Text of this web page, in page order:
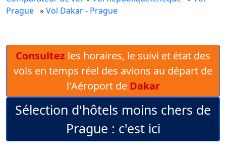
Prague »Vol Dakar - Prague
Consultez les horaires, le suivi et état des
vols en temps réel des avions au départ de
l'Aéroport de Dakar
Sélection d'hôtels moins chers de
Prague : c'est ici